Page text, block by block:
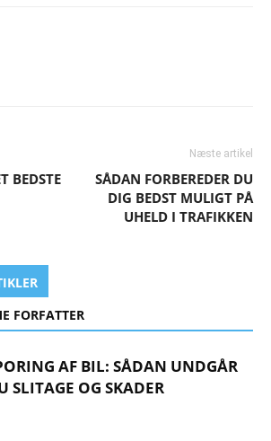
BEDSTE
Næste artikel
SÅDAN FORBEREDER DU
DIG BEDST MULIGT PÅ
UHELD I TRAFIKKEN
FORFATTER
AF BIL: SÅDAN UNDGÅR
SLITAGE OG SKADER